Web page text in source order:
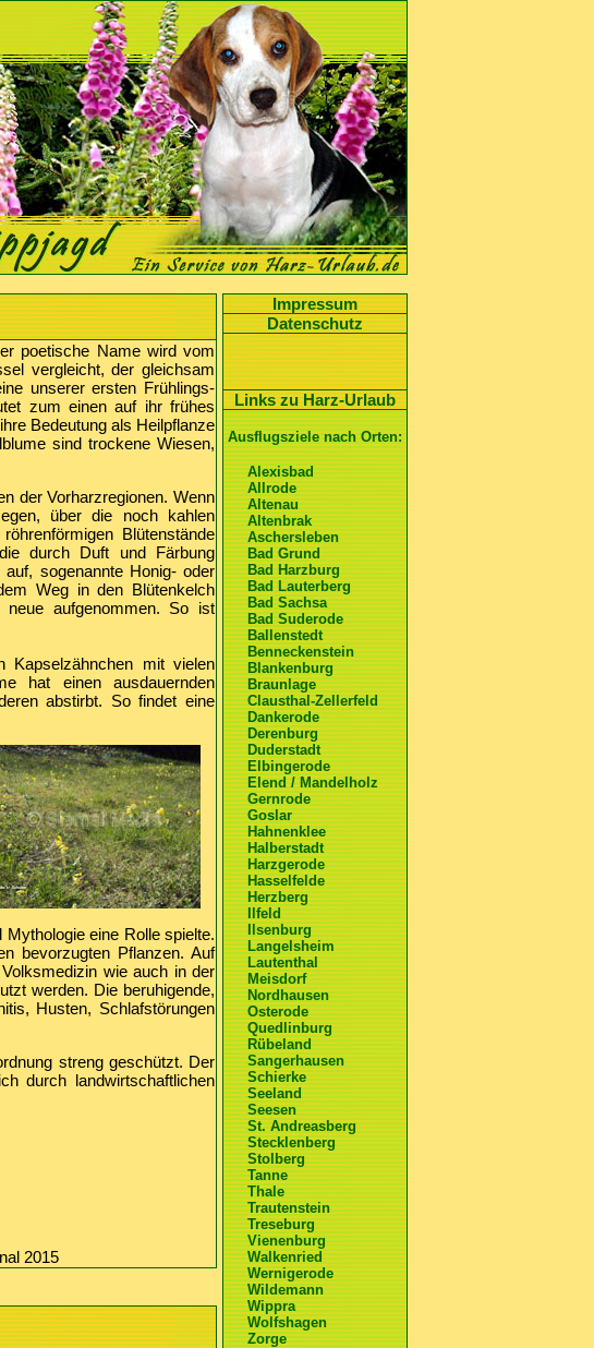
poetische Name wird vom
vergleicht, der gleichsam
unserer ersten Frühlings-
zum einen auf ihr frühes
Bedeutung als Heilpflanze
sind trockene Wiesen,
der Vorharzregionen. Wenn
über die noch kahlen
Blütenstände
durch Duft und Färbung
sogenannte Honig- oder
Weg in den Blütenkelch
aufgenommen. So ist
mit vielen
hat einen ausdauernden
abstirbt. So findet eine
eine Rolle spielte.
bevorzugten Pflanzen. Auf
wie auch in der
werden. Die beruhigende,
Husten, Schlafstörungen
streng geschützt. Der
durch landwirtschaftlichen
2015
Impressum
Datenschutz
Links zu Harz-Urlaub
Ausflugsziele nach Orten:
Alexisbad
Allrode
Altenau
Altenbrak
Aschersleben
Bad Grund
Bad Harzburg
Bad Lauterberg
Bad Sachsa
Bad Suderode
Ballenstedt
Benneckenstein
Blankenburg
Braunlage
Clausthal-Zellerfeld
Dankerode
Derenburg
Duderstadt
Elbingerode
Elend / Mandelholz
Gernrode
Goslar
Hahnenklee
Halberstadt
Harzgerode
Hasselfelde
Herzberg
Ilfeld
Ilsenburg
Langelsheim
Lautenthal
Meisdorf
Nordhausen
Osterode
Quedlinburg
Rübeland
Sangerhausen
Schierke
Seeland
Seesen
St. Andreasberg
Stecklenberg
Stolberg
Tanne
Thale
Trautenstein
Treseburg
Vienenburg
Walkenried
Wernigerode
Wildemann
Wippra
Wolfshagen
Zorge